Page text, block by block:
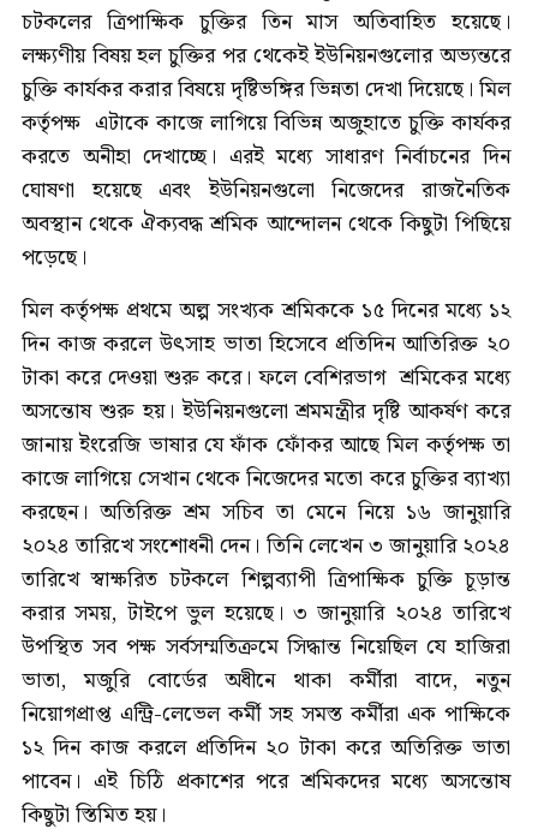
চটকলের ত্রিপাক্ষিক চুক্তির তিন মাস অতিবাহিত হয়েছে।
লক্ষ্যণীয় বিষয় হল চুক্তির পর থেকেই ইউনিয়নগুলোর অভ্যন্তরে
চুক্তি কার্যকর করার বিষয়ে দৃষ্টিভঙ্গির ভিন্নতা দেখা দিয়েছে। মিল
কর্তৃপক্ষ এটাকে কাজে লাগিয়ে বিভিন্ন অজুহাতে চুক্তি কার্যকর
করতে অনীহা দেখাচ্ছে। এরই মধ্যে সাধারণ নির্বাচনের দিন
ঘোষণা হয়েছে এবং ইউনিয়নগুলো নিজেদের রাজনৈতিক
অবস্থান থেকে ঐক্যবদ্ধ শ্রমিক আন্দোলন থেকে কিছুটা পিছিয়ে
পড়েছে।
মিল কর্তৃপক্ষ প্রথমে অল্প সংখ্যক শ্রমিককে ১৫ দিনের মধ্যে ১২
দিন কাজ করলে উৎসাহ ভাতা হিসেবে প্রতিদিন আতিরিক্ত ২০
টাকা করে দেওয়া শুরু করে। ফলে বেশিরভাগ শ্রমিকের মধ্যে
অসন্তোষ শুরু হয়। ইউনিয়নগুলো শ্রমমন্ত্রীর দৃষ্টি আকর্ষণ করে
জানায় ইংরেজি ভাষার যে ফাঁক ফোঁকর আছে মিল কর্তৃপক্ষ তা
কাজে লাগিয়ে সেখান থেকে নিজেদের মতো করে চুক্তির ব্যাখ্যা
করছেন। অতিরিক্ত শ্রম সচিব তা মেনে নিয়ে ১৬ জানুয়ারি
২০২৪ তারিখে সংশোধনী দেন। তিনি লেখেন ৩ জানুয়ারি ২০২৪
তারিখে স্বাক্ষরিত চটকলে শিল্পব্যাপী ত্রিপাক্ষিক চুক্তি চূড়ান্ত
করার সময়, টাইপে ভুল হয়েছে। ৩ জানুয়ারি ২০২৪ তারিখে
উপস্থিত সব পক্ষ সর্বসম্মতিক্রমে সিদ্ধান্ত নিয়েছিল যে হাজিরা
ভাতা, মজুরি বোর্ডের অধীনে থাকা কর্মীরা বাদে, নতুন
নিয়োগপ্রাপ্ত এন্ট্রি-লেভেল কর্মী সহ সমস্ত কর্মীরা এক পাক্ষিকে
১২ দিন কাজ করলে প্রতিদিন ২০ টাকা করে অতিরিক্ত ভাতা
পাবেন। এই চিঠি প্রকাশের পরে শ্রমিকদের মধ্যে অসন্তোষ
কিছুটা স্তিমিত হয়।